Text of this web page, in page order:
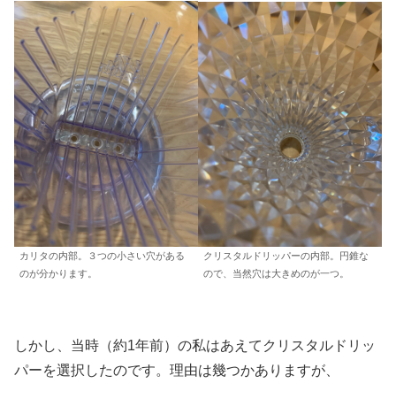
カリタの内部。３つの小さい穴がある
のが分かります。
クリスタルドリッパーの内部。円錐な
ので、当然穴は大きめのが一つ。
しかし、当時（約1年前）の私はあえてクリスタルドリッ
パーを選択したのです。理由は幾つかありますが、